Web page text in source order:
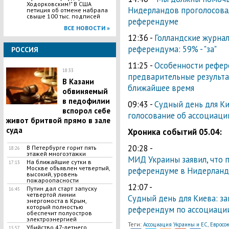
Ходорковским!" В США
петиция об отмене набрала
свыше 100 тыс. подписей
ВСЕ НОВОСТИ »
РОССИЯ
18:33
В Казани
обвиняемый
в педофилии
вспорол себе
живот бритвой прямо в зале
суда
18:26
В Петербурге горит пять
этажей многоэтажки
17:13
На ближайшие сутки в
Москве объявлен четвертый,
высокий, уровень
пожароопасности
16:45
Путин дал старт запуску
четвертой линии
энергомоста в Крым,
который полностью
обеспечит полуостров
электроэнергией
15:57 Убийство 47-летнего
Нидерландов
референдуме
12:36 - Голландские
референдума: 59% - "за"
11:25 -Особенности
предварительные
ближайшее время
09:43 - Судный день для
голосование об
Хроника событий 05.04:
20:28 -
МИД Украины заявил, что
референдуме в
12:07 -
Судный день для Киева:
референдум по
Теги: Ассоциация Украины и ЕС